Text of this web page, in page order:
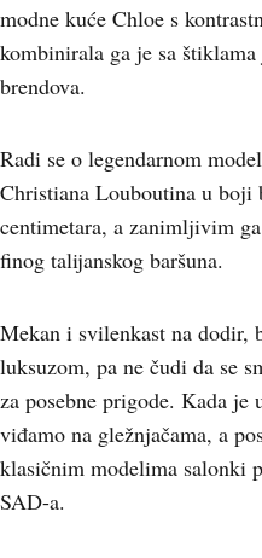
modne kuće Chloe s
kombinirala ga je sa
brendova.
Radi se o legendarnom
Christiana Louboutina u boji
centimetara, a zanimljivim
finog talijanskog baršuna.
Mekan i svilenkast na dodir,
luksuzom, pa ne čudi da se
za posebne prigode. Kada je
viđamo na gležnjačama, a
klasičnim modelima salonki
SAD-a.